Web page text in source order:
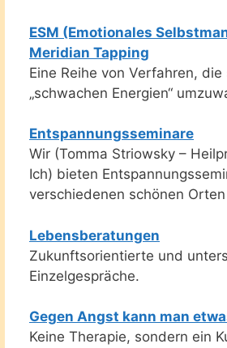
ESM (Emotionales
Meridian Tapping
Eine Reihe von Verfahren,
„schwachen Energien“
Entspannungsseminare
Wir (Tomma Striowsky –
Ich) bieten
verschiedenen schönen
Lebensberatungen
Zukunftsorientierte und
Einzelgespräche.
Gegen Angst kann man
Keine Therapie, sondern ein